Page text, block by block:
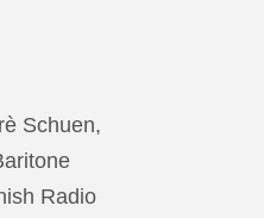
Schuen,
Radio